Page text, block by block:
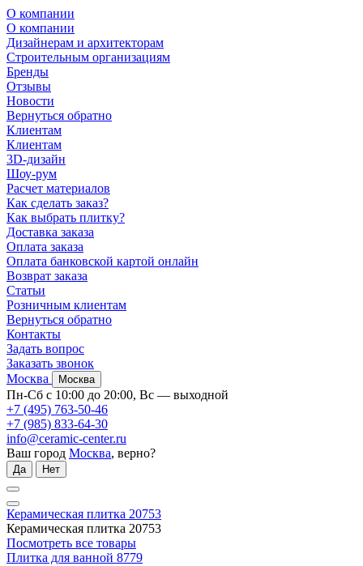
О компании
О компании
Дизайнерам и архитекторам
Строительным организациям
Бренды
Отзывы
Новости
Вернуться обратно
Клиентам
Клиентам
3D-дизайн
Шоу-рум
Расчет материалов
Как сделать заказ?
Как выбрать плитку?
Доставка заказа
Оплата заказа
Оплата банковской картой онлайн
Возврат заказа
Статьи
Розничным клиентам
Вернуться обратно
Контакты
Задать вопрос
Заказать звонок
Москва
Москва
Пн-Сб с 10:00 до 20:00, Вс — выходной
+7 (495) 763-50-46
+7 (985) 833-64-30
info@ceramic-center.ru
Ваш город Москва, верно?
Да Нет
Керамическая плитка 20753
Керамическая плитка 20753
Посмотреть все товары
Плитка для ванной 8779